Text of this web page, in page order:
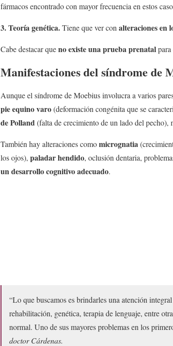
fármacos encontrado con mayor frecuencia en estos
3. Teoría genética.Tiene que ver con alteraciones en
Cabe destacar queno existe una prueba prenatal
Manifestaciones del síndrome de
Aunque el síndrome de Moebius involucra a varios
pie equino varo(deformación congénita que se
de Polland(falta de crecimiento de un lado del pecho),
También hay alteraciones comomicrognatia
los ojos), paladar hendido, oclusión dentaria,
un desarrollo cognitivo adecuado.
“Lo que buscamos es brindarles una atención
rehabilitación, genética, terapia de lenguaje, entre
normal. Uno de sus mayores problemas en los
doctor Cárdenas.